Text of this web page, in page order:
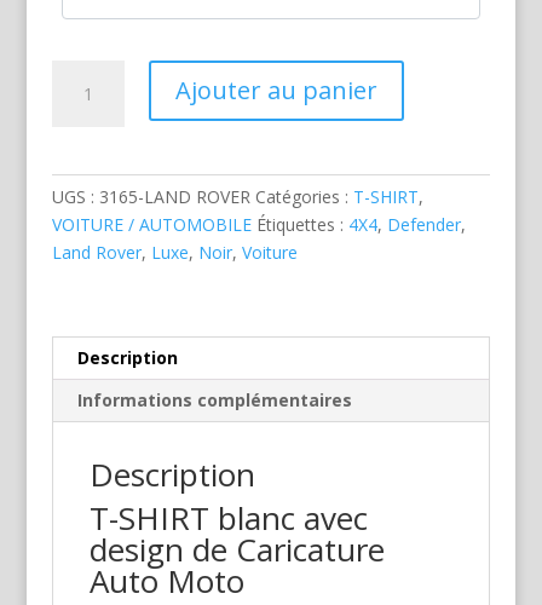
Ajouter au panier
UGS : 3165-LAND ROVER Catégories : T-SHIRT,
VOITURE / AUTOMOBILE Étiquettes : 4X4, Defender,
Land Rover, Luxe, Noir, Voiture
Description
Informations complémentaires
Description
T-SHIRT blanc avec
design de Caricature
Auto Moto